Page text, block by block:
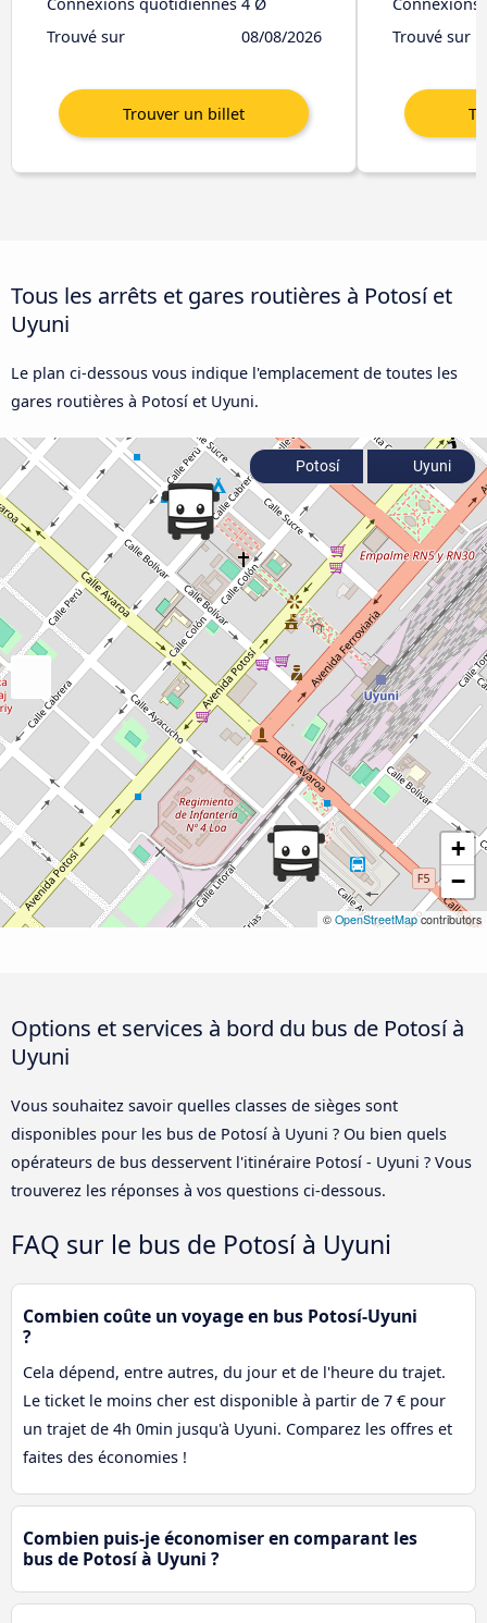
Connexions quotidiennes 4 Ø
Trouvé sur
08/08/2026
Trouvé sur
Tous les arrêts et gares routières à Potosí et
Uyuni
Le plan ci-dessous vous indique l'emplacement de toutes les
gares routières à Potosí et Uyuni.
+
−
© OpenStreetMapcontributors
Potosí Uyuni
Options et services à bord du bus de Potosí à
Uyuni
Vous souhaitez savoir quelles classes de sièges sont
disponibles pour les bus de Potosí à Uyuni ? Ou bien quels
opérateurs de bus desservent l'itinéraire Potosí - Uyuni ? Vous
trouverez les réponses à vos questions ci-dessous.
FAQ sur le bus de Potosí à Uyuni
Combien coûte un voyage en bus Potosí-Uyuni
?
Cela dépend, entre autres, du jour et de l'heure du trajet.
Le ticket le moins cher est disponible à partir de 7 € pour
un trajet de 4h 0min jusqu'à Uyuni. Comparez les offres et
faites des économies !
Combien puis-je économiser en comparant les
bus de Potosí à Uyuni ?